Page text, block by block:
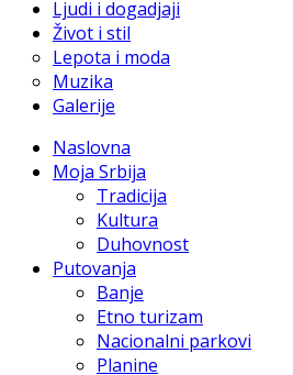
Ljudi i dogadjaji
Život i stil
Lepota i moda
Muzika
Galerije
Naslovna
Moja Srbija
Tradicija
Kultura
Duhovnost
Putovanja
Banje
Etno turizam
Nacionalni parkovi
Planine